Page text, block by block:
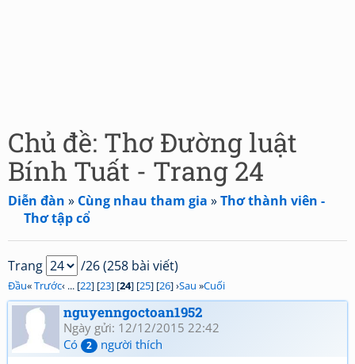
Chủ đề: Thơ Đường luật
Bính Tuất - Trang 24
Diễn đàn » Cùng nhau tham gia »Thơ thành viên -
Thơ tập cổ
Trang /26 (258 bài viết)
Đầu«Trước‹ ... [22] [23] [24] [25] [26] ›Sau »Cuối
nguyenngoctoan1952
Ngày gửi: 12/12/2015 22:42
Có
2 người thích